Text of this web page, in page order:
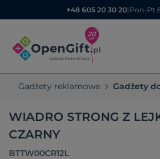
+48 605 20 30 20| Pon-Pt
Gadżety reklamowe Gadżety
WIADRO STRONG Z
CZARNY
BTTW00CR12L